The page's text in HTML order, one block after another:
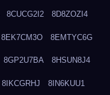
8CUCG2I2 8D8ZOZI4
8EK7CM3O 8EMTYC6G
8GP2U7BA 8HSUN8J4
8IKCGRHJ 8IN6KUU1